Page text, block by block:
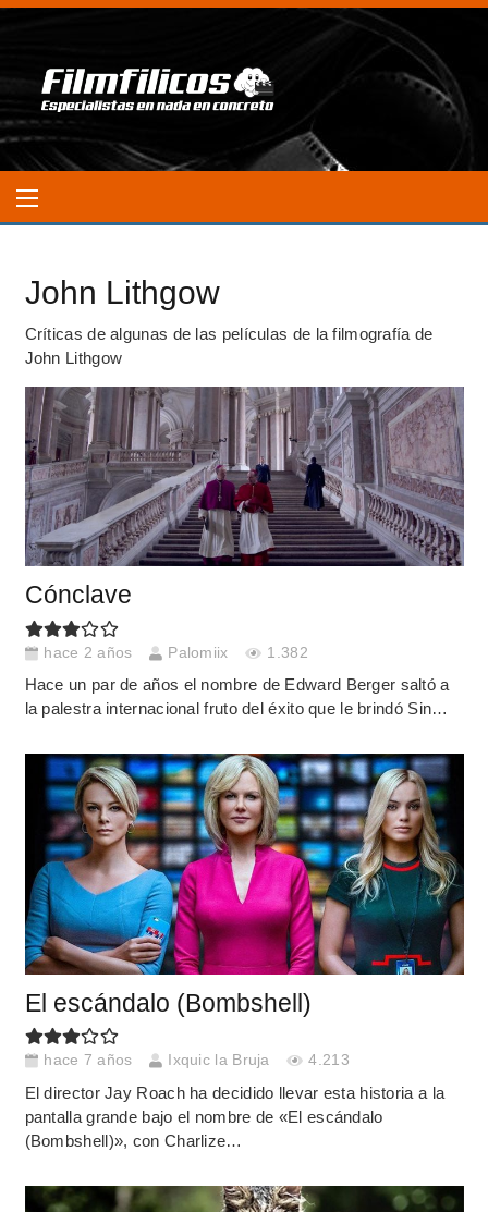
John Lithgow
Críticas de algunas de las películas de la filmografía de
John Lithgow
Cónclave
hace 2 años Palomiix 1.382
Hace un par de años el nombre de Edward Berger saltó a
la palestra internacional fruto del éxito que le brindó Sin…
El escándalo (Bombshell)
hace 7 años Ixquic la Bruja 4.213
El director Jay Roach ha decidido llevar esta historia a la
pantalla grande bajo el nombre de «El escándalo
(Bombshell)», con Charlize…